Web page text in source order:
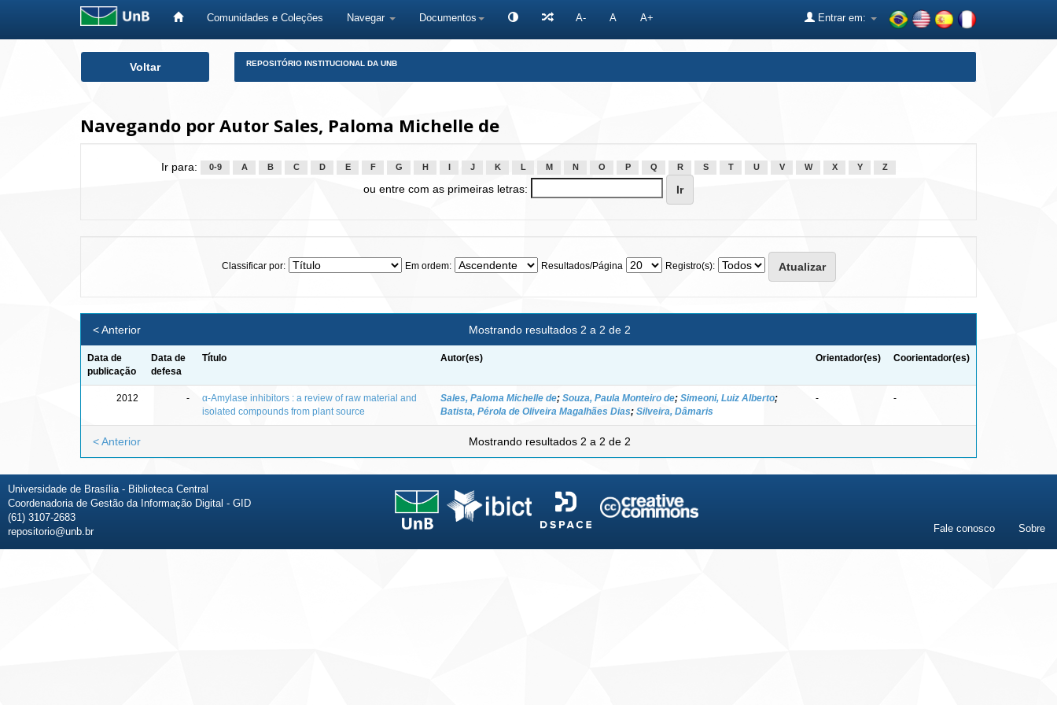
Comunidades e Coleções Navegar Documentos A- A A+ Entrar em:
Voltar REPOSITÓRIO INSTITUCIONAL DA UNB
Navegando por Autor Sales, Paloma Michelle de
Ir para: 0-9 A B C D E F G H J K L M N O P Q R S T U V W X Y Z
ou entre com as primeiras letras:
Classificar por: Em ordem: Resultados/Página Registro(s):
Mostrando resultados 2 a 2 de 2
< Anterior
Data de
publicação
Data de
defesa
Título Autor(es) Orientador(es) Coorientador(es)
2012 -
α-Amylase inhibitors : a review of raw material and
isolated compounds from plant source
Sales, Paloma Michelle de; Souza, Paula Monteiro de; Simeoni, Luiz Alberto;
Batista, Pérola de Oliveira Magalhães Dias; Silveira, Dâmaris
- -
Mostrando resultados 2 a 2 de 2
< Anterior
Universidade de Brasília - Biblioteca Central
Coordenadoria de Gestão da Informação Digital - GID
(61) 3107-2683
repositorio@unb.br
Fale conosco Sobre